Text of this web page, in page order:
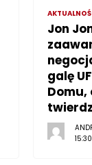
Jon
galę
15:30